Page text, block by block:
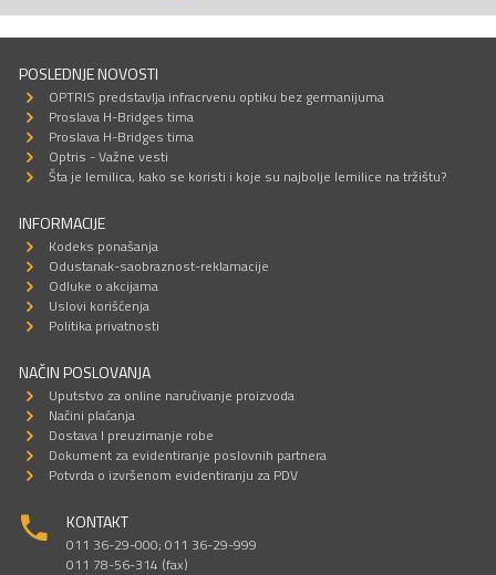
POSLEDNJE NOVOSTI
OPTRIS predstavlja infracrvenu optiku bez germanijuma
Proslava H-Bridges tima
Proslava H-Bridges tima
Optris - Važne vesti
Šta je lemilica, kako se koristi i koje su najbolje lemilice na tržištu?
INFORMACIJE
Kodeks ponašanja
Odustanak-saobraznost-reklamacije
Odluke o akcijama
Uslovi korišćenja
Politika privatnosti
NAČIN POSLOVANJA
Uputstvo za online naručivanje proizvoda
Načini plaćanja
Dostava I preuzimanje robe
Dokument za evidentiranje poslovnih partnera
Potvrda o izvršenom evidentiranju za PDV
KONTAKT
011 36-29-000; 011 36-29-999
011 78-56-314 (fax)